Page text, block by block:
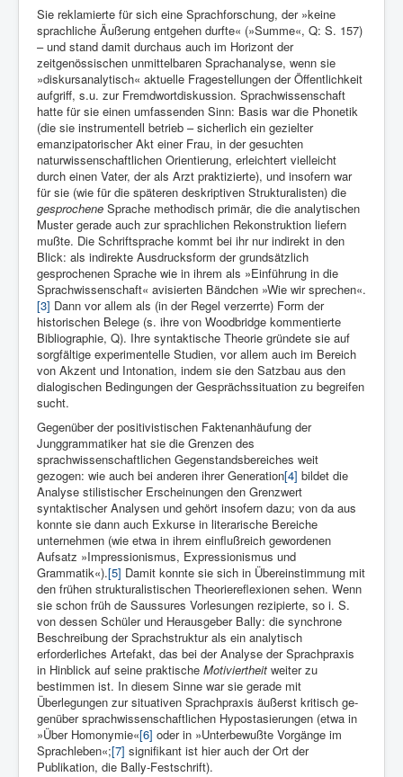
Sie reklamierte für sich eine Sprachforschung, der »keine
sprachliche Äußerung entgehen durfte« (»Summe«, Q: S. 157)
– und stand damit durchaus auch im Horizont der
zeitgenössischen unmittelbaren Sprachanalyse, wenn sie
»diskursanalytisch« aktuelle Fragestellungen der Öffentlichkeit
aufgriff, s.u. zur Fremdwortdiskussion. Sprachwissenschaft
hatte für sie einen umfassenden Sinn: Basis war die Phonetik
(die sie instrumentell betrieb – sicherlich ein ge­zielter
emanzipatorischer Akt einer Frau, in der gesuchten
naturwissenschaftlichen Orientierung, erleichtert vielleicht
durch einen Vater, der als Arzt praktizierte), und insofern war
für sie (wie für die späteren deskriptiven Strukturalisten) die
gesprochene Sprache methodisch primär, die die analytischen
Mu­ster gerade auch zur sprachlichen Rekonstruktion liefern
mußte. Die Schriftsprache kommt bei ihr nur indirekt in den
Blick: als indirekte Ausdrucksform der grundsätzlich
gesprochenen Sprache wie in ihrem als »Einführung in die
Sprachwissenschaft« avisierten Bändchen »Wie wir sprechen«.
[3] Dann vor allem als (in der Regel verzerrte) Form der
historischen Belege (s. ihre von Woodbridge kommentierte
Bibliographie, Q). Ihre syntaktische Theorie gründete sie auf
sorgfältige experimentelle Studien, vor allem auch im Bereich
von Akzent und Intona­tion, indem sie den Satzbau aus den
dialogischen Bedingungen der Gesprächssitua­tion zu begrei­fen
sucht.
Gegenüber der positivistischen Faktenanhäufung der
Junggrammatiker hat sie die Grenzen des
sprachwissenschaftlichen Gegenstandsberei­ches weit
gezogen: wie auch bei anderen ihrer Generation[4] bildet die
Analyse stili­stischer Erscheinungen den Grenzwert
syntaktischer Analysen und ge­hört insofern dazu; von da aus
konnte sie dann auch Ex­kurse in literarische Bereiche
unternehmen (wie etwa in ihrem einfluß­reich gewordenen
Aufsatz »Impressionismus, Expressionismus und
Grammatik«).[5] Damit konnte sie sich in Übereinstimmung mit
den frü­hen strukturalistischen Theoriereflexionen sehen. Wenn
sie schon früh de Saussures Vorlesungen rezipierte, so i. S.
von dessen Schü­ler und Herausgeber Bally: die synchrone
Beschreibung der Sprach­struktur als ein analytisch
erforderliches Artefakt, das bei der Analyse der Sprachpraxis
in Hinblick auf seine praktische Moti­viertheit weiter zu
bestimmen ist. In diesem Sinne war sie gerade mit
Überlegungen zur situativen Sprachpraxis äußerst kritisch ge­
genüber sprachwissenschaftlichen Hypostasierungen (etwa in
»Über Homonymie«[6] oder in »Unterbewußte Vor­gänge im
Sprachleben«;[7] signifikant ist hier auch der Ort der
Publikation, die Bally-Festschrift).